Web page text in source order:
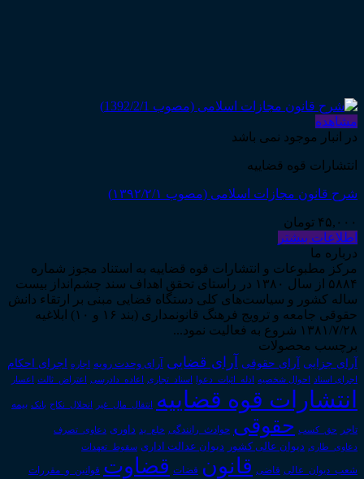
مشاهده
در انبار موجود نمی باشد
انتشارات قوه قضاییه
شرح قانون مجازات اسلامی (مصوب ۱۳۹۲/۲/۱)
۴۵,۰۰۰ تومان
اطلاعات بیشتر
درباره ما
مرکز مطبوعات و انتشارات قوه قضاییه به استناد مجوز شماره
۵۸۸۴ از سال ۱۳۸۰ در راستای تحقق اهداف سند چشم‌انداز بیست
ساله کشور و سیاست‌های کلی دستگاه قضایی مبنی بر ارتقاء دانش
حقوقی جامعه و ترویج فرهنگ قانونمداری (بند ۱۶ و ۱۰) ابلاغیه
۱۳۸۱/۷/۲۸ شروع به فعالیت نمود...
برچسب محصولات
آرای جزایی آرای حقوقی آرای قضایی آرای وحدت رویه اجاره اجرای احکام
اجرای اسناد احوال شخصیه ادله_اثبات_دعوا اسناد_تجاری اعاده_دادرسی اعتراض_ثالث اعسار
انتشارات قوه قضاییه انتقال_مال_غیر انحلال_نکاح بانک بیمه
تاجر حق_کسب حقوقی حوادث_رانندگی خلع_ید داوری دعاوی_تصرف
دعاوی_طاری دیوان عالی کشور دیوان عدالت اداری سقوط_تعهدات
شعب_دیوان_عالی قاضی قانون قضات قضاوت قوانین_و_مقررات